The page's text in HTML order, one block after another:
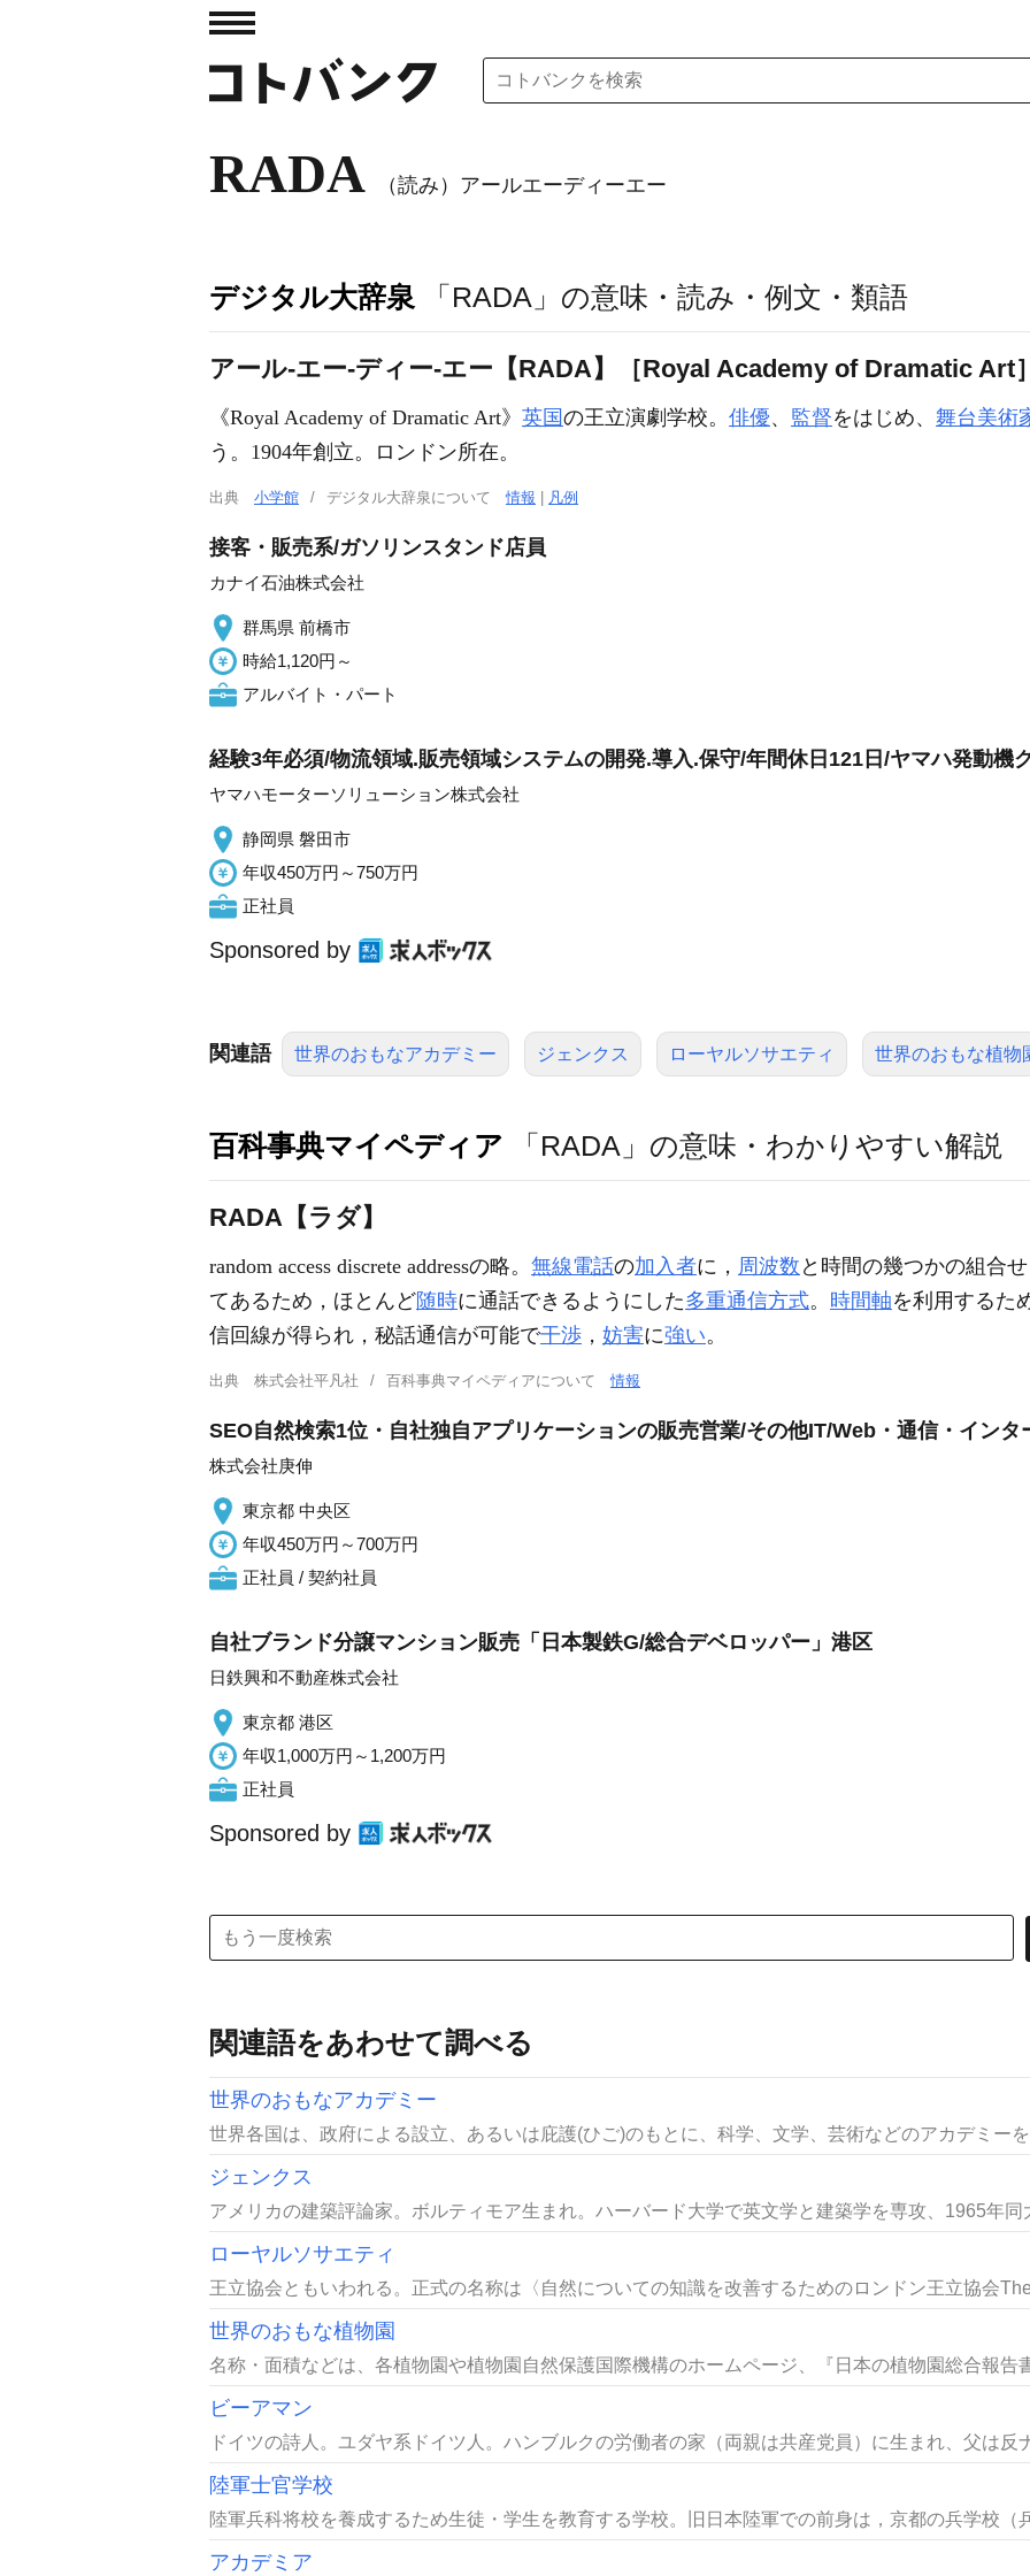
RADA （読み）アールエーディーエー
デジタル大辞泉 「RADA」の意味・読み・例文・類語
アール‐エー‐ディー‐エー【RADA】［Royal Academy of Dramatic Art
《Royal Academy of Dramatic Art》 英国の王立演劇学校。 俳優、 監督をはじめ、 舞台美術
う。1904年創立。ロンドン所在。
出典 小学館 デジタル大辞泉について情報 凡例
接客・販売系/ガソリンスタンド店員
カナイ石油株式会社
群馬県 前橋市
時給1,120円～
アルバイト・パート
経験3年必須/物流領域.販売領域システムの開発.導入.保守/年間休日121日/ヤマハ発動機
ヤマハモーターソリューション株式会社
静岡県 磐田市
年収450万円～750万円
正社員
Sponsored by
関連語 世界のおもなアカデミー ジェンクス ローヤルソサエティ 世界のおもな植物
百科事典マイペディア 「RADA」の意味・わかりやすい解説
RADA【ラダ】
random access discrete addressの略。 無線電話の加入者に， 周波数 と時間の幾つかの組合
てあるため，ほとんど随時に通話できるようにした多重通信方式。 時間軸を利用するた
信回線が得られ，秘話通信が可能で干渉 ， 妨害に強い。
出典 株式会社平凡社 百科事典マイペディアについて情報
SEO自然検索1位・自社独自アプリケーションの販売営業/その他IT/Web・通信・インタ
株式会社庚伸
東京都 中央区
年収450万円～700万円
正社員 / 契約社員
自社ブランド分譲マンション販売「日本製鉄G/総合デベロッパー」港区
日鉄興和不動産株式会社
東京都 港区
年収1,000万円～1,200万円
正社員
Sponsored by
関連語をあわせて調べる
世界のおもなアカデミー
世界各国は、政府による設立、あるいは庇護(ひご)のもとに、科学、文学、芸術などのアカデミー
ジェンクス
アメリカの建築評論家。ボルティモア生まれ。ハーバード大学で英文学と建築学を専攻、1965年同
ローヤルソサエティ
王立協会ともいわれる。正式の名称は〈自然についての知識を改善するためのロンドン王立協会
世界のおもな植物園
名称・面積などは、各植物園や植物園自然保護国際機構のホームページ、『日本の植物園総合報告
ビーアマン
ドイツの詩人。ユダヤ系ドイツ人。ハンブルクの労働者の家（両親は共産党員）に生まれ、父は反
陸軍士官学校
陸軍兵科将校を養成するため生徒・学生を教育する学校。旧日本陸軍での前身は，京都の兵学校（
アカデミア